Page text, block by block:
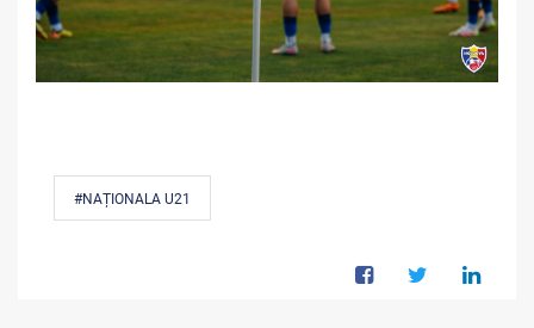
#NAȚIONALA U21